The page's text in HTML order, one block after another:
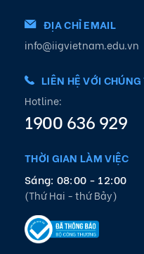
ĐỊA CHỈ EMAIL
info@iigvietnam.edu.vn
LIÊN HỆ VỚI
Hotline:
1900 636 929
THỜI GIAN LÀM VIỆC
Sáng: 08:00 - 12:00
(Thứ Hai - thứ Bảy)